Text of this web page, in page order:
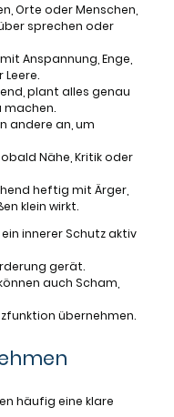
Orte oder Menschen,
sprechen oder
Anspannung, Enge,
Leere.
plant alles genau
machen.
andere an, um
Nähe, Kritik oder
heftig mit Ärger,
klein wirkt.
innerer Schutz aktiv
gerät.
auch Scham,
übernehmen.
häufig eine klare